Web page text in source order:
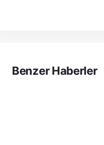
Benzer Haberler